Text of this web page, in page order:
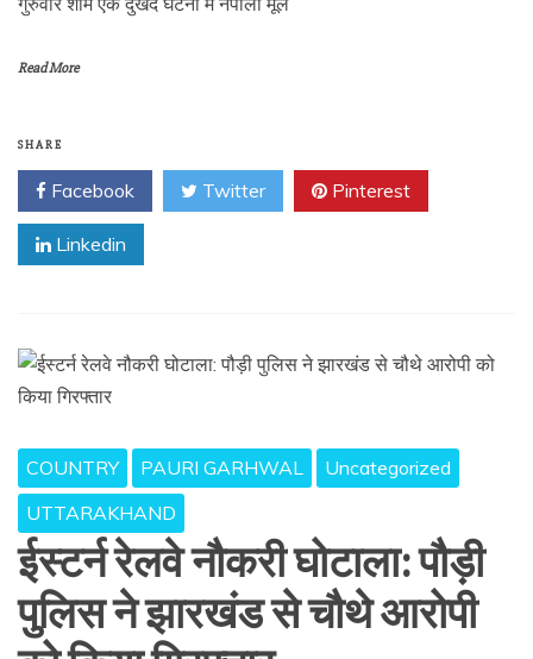
Read More
SHARE
Facebook Twitter Pinterest
Linkedin
COUNTRY PAURI GARHWAL
Uncategorized
UTTARAKHAND
ईस्टर्न रेलवे नौकरी घोटाला: पौड़ी
पुलिस ने झारखंड से चौथे आरोपी